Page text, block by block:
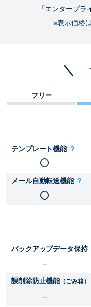
「エンタープ
※表示価格
フリー
テンプレート機能 ？
メール自動転送機能 ？
バックアップデータ保持
誤削除防止機能（ごみ箱）